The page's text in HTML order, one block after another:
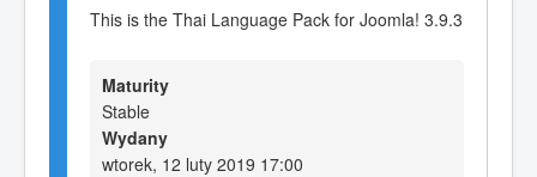
This is the Thai Language Pack for Joomla! 3.9.3
Maturity
Stable
Wydany
wtorek, 12 luty 2019 17:00